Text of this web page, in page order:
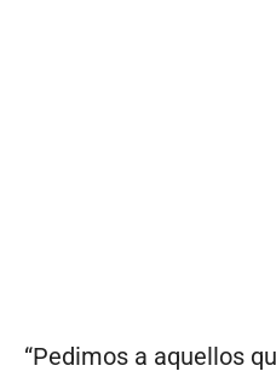
“Pedimos a aquellos